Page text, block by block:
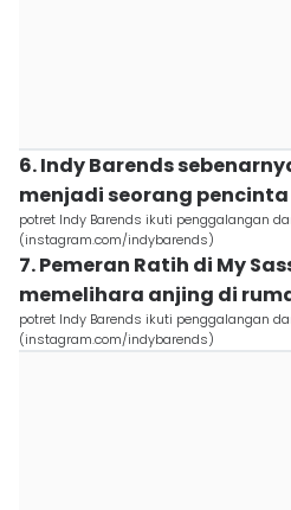
6. Indy Barends
menjadi seorang
potret Indy Barends ikuti penggalangan
(instagram.com/indybarends)
7. Pemeran Ratih di My
memelihara anjing di
potret Indy Barends ikuti penggalangan
(instagram.com/indybarends)